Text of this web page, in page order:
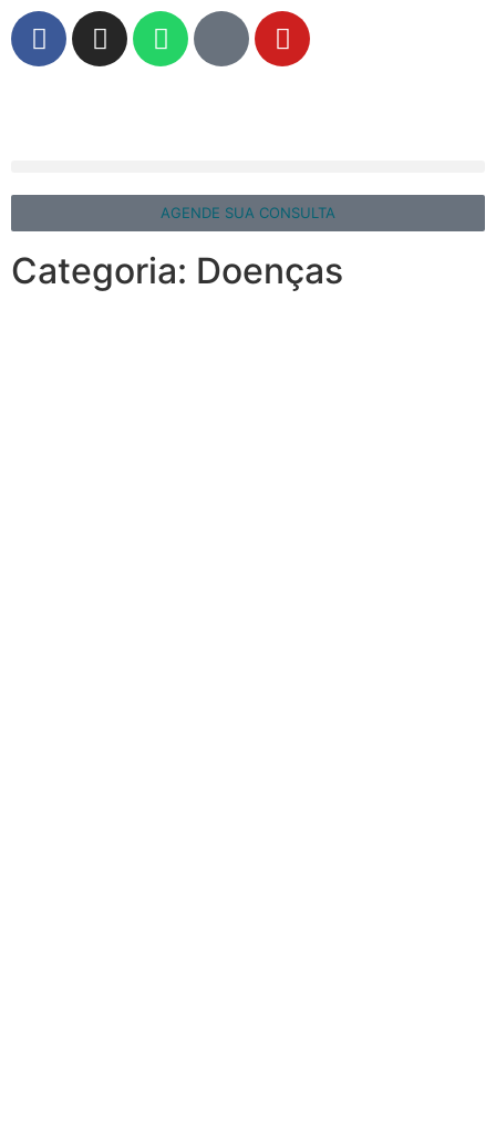
AGENDE SUA CONSULTA
Categoria: Doenças